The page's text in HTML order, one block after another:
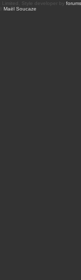
Limited , Style developer by forums
Maël Soucaze